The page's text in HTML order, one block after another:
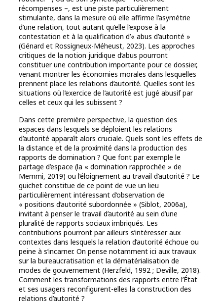
récompenses –, est une piste particulièrement
stimulante, dans la mesure où elle affirme l’asymétrie
d’une relation, tout autant qu’elle l’expose à la
contestation et à la qualification d’« abus d’autorité »
(Génard et Rossigneux-Méheust, 2023). Les approches
critiques de la notion juridique d’abus pourront
constituer une contribution importante pour ce dossier,
venant montrer les économies morales dans lesquelles
prennent place les relations d’autorité. Quelles sont les
situations où l’exercice de l’autorité est jugé abusif par
celles et ceux qui les subissent ?
Dans cette première perspective, la question des
espaces dans lesquels se déploient les relations
d’autorité apparaît alors cruciale. Quels sont les effets de
la distance et de la proximité dans la production des
rapports de domination ? Que font par exemple le
partage d’espace (la « domination rapprochée » de
Memmi, 2019) ou l’éloignement au travail d’autorité ? Le
guichet constitue de ce point de vue un lieu
particulièrement intéressant d’observation de
« positions d’autorité subordonnée » (Siblot, 2006a),
invitant à penser le travail d’autorité au sein d’une
pluralité de rapports sociaux imbriqués. Les
contributions pourront par ailleurs s’intéresser aux
contextes dans lesquels la relation d’autorité échoue ou
peine à s’incarner. On pense notamment ici aux travaux
sur la bureaucratisation et la dématérialisation de
modes de gouvernement (Herzfeld, 1992 ; Deville, 2018).
Comment les transformations des rapports entre l’État
et ses usagers reconfigurent-elles la construction des
relations d’autorité ?